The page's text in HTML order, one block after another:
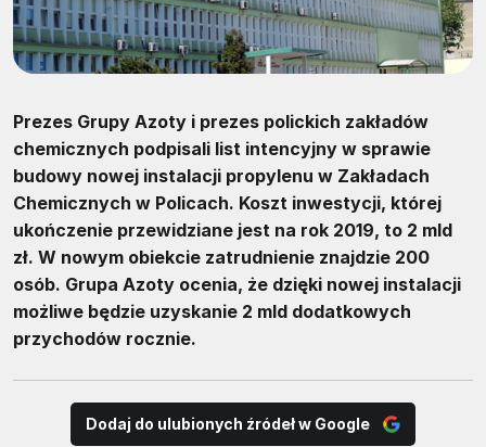
Prezes Grupy Azoty i prezes polickich zakładów
chemicznych podpisali list intencyjny w sprawie
budowy nowej instalacji propylenu w Zakładach
Chemicznych w Policach. Koszt inwestycji, której
ukończenie przewidziane jest na rok 2019, to 2 mld
zł. W nowym obiekcie zatrudnienie znajdzie 200
osób. Grupa Azoty ocenia, że dzięki nowej instalacji
możliwe będzie uzyskanie 2 mld dodatkowych
przychodów rocznie.
Dodaj do ulubionych źródeł w Google